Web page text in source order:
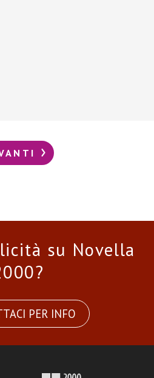
su Novella
PER INFO